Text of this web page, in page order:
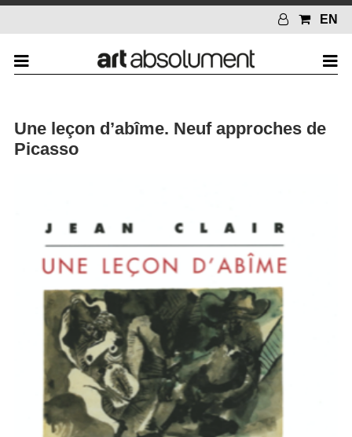
EN
Une leçon d’abîme. Neuf approches de
Picasso